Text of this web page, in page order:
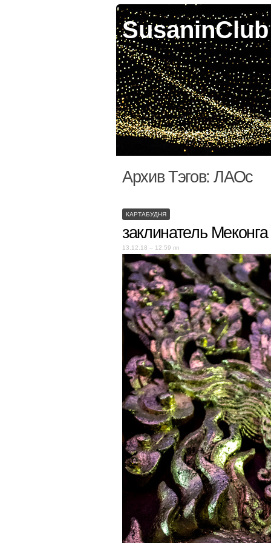
SusaninClub
Архив Тэгов:ЛАОс
КАРТАБУДНЯ
заклинатель Меконга
13.12.18 – 12:59 пп